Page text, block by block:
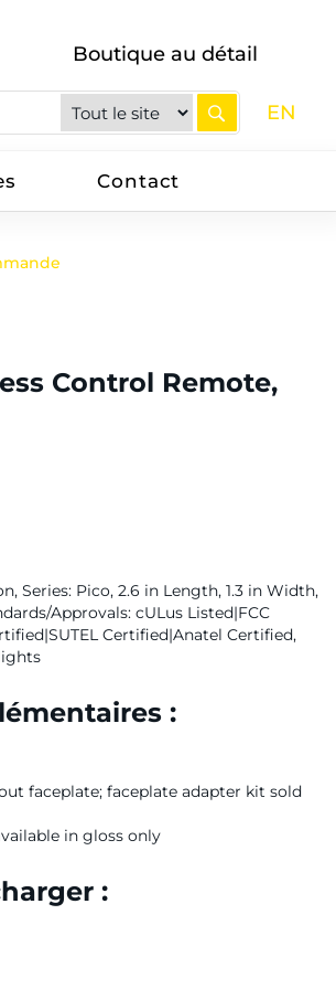
Boutique au détail
EN
Contact
Control Remote,
Series: Pico, 2.6 in Length, 1.3 in Width,
Approvals: cULus Listed|FCC
Certified|Anatel Certified,
:
faceplate; faceplate adapter kit sold
in gloss only
: